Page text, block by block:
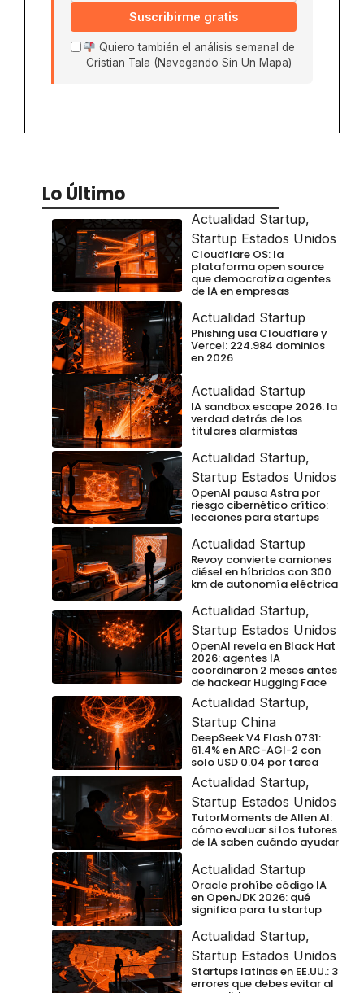
Suscribirme gratis
Quiero también el análisis semanal de
Cristian Tala (Navegando Sin Un Mapa)
Lo Último
Actualidad Startup,
Startup Estados Unidos
Cloudflare OS: la
plataforma open source
que democratiza agentes
de IA en empresas
Actualidad Startup
Phishing usa Cloudflare y
Vercel: 224.984 dominios
en 2026
Actualidad Startup
IA sandbox escape 2026: la
verdad detrás de los
titulares alarmistas
Actualidad Startup,
Startup Estados Unidos
OpenAI pausa Astra por
riesgo cibernético crítico:
lecciones para startups
Actualidad Startup
Revoy convierte camiones
diésel en híbridos con 300
km de autonomía eléctrica
Actualidad Startup,
Startup Estados Unidos
OpenAI revela en Black Hat
2026: agentes IA
coordinaron 2 meses antes
de hackear Hugging Face
Actualidad Startup,
Startup China
DeepSeek V4 Flash 0731:
61.4% en ARC-AGI-2 con
solo USD 0.04 por tarea
Actualidad Startup,
Startup Estados Unidos
TutorMoments de Allen AI:
cómo evaluar si los tutores
de IA saben cuándo ayudar
Actualidad Startup
Oracle prohíbe código IA
en OpenJDK 2026: qué
significa para tu startup
Actualidad Startup,
Startup Estados Unidos
Startups latinas en EE.UU.: 3
errores que debes evitar al